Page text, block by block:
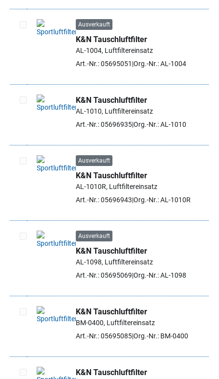
Artikel auswählen
Ausverkauft
K&N Tauschluftfilter
AL-1004, Luftfiltereinsatz
Art.-Nr.: 05695051 Org.-Nr.: AL-1004
Artikel auswählen
K&N Tauschluftfilter
AL-1010, Luftfiltereinsatz
Art.-Nr.: 05696935Org.-Nr.: AL-1010
Artikel auswählen
Ausverkauft
K&N Tauschluftfilter
AL-1010R, Luftfiltereinsatz
Art.-Nr.: 05696943 Org.-Nr.: AL-1010R
Artikel auswählen
Ausverkauft
K&N Tauschluftfilter
AL-1098, Luftfiltereinsatz
Art.-Nr.: 05695069 Org.-Nr.: AL-1098
Artikel auswählen
K&N Tauschluftfilter
BM-0400, Luftfiltereinsatz
Art.-Nr.: 05695085Org.-Nr.: BM-0400
K&N Tauschluftfilter